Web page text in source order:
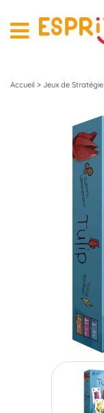
Accueil > Jeux de Stratégie